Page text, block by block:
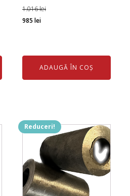
1.016lei
Prețul
fost:
1.016 lei.
985leiPrețul
985 lei.
ADAUGĂ ÎN COȘ
Reduceri!